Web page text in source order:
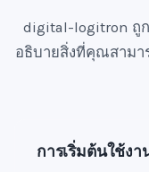
1
digital-logitron ถู
อธิบายสิ่งที่คุณสามา
การเริ่มต้นใช้ง